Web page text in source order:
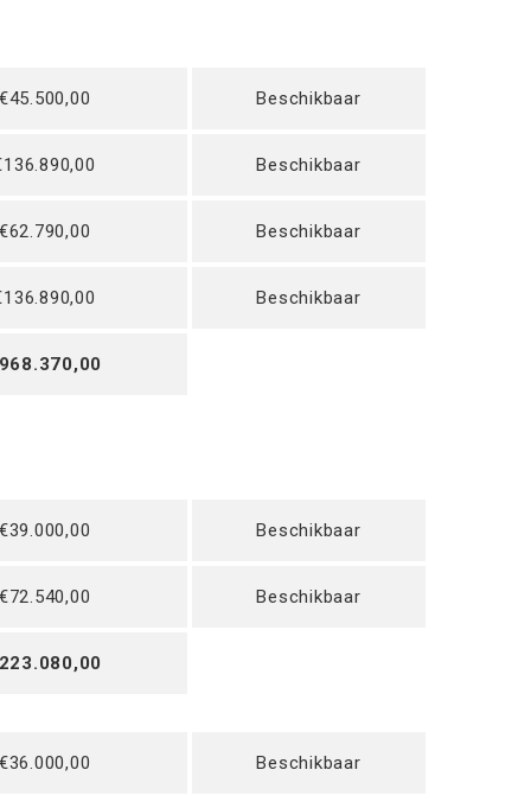
Beschikbaar
Beschikbaar
Beschikbaar
Beschikbaar
Beschikbaar
Beschikbaar
Beschikbaar